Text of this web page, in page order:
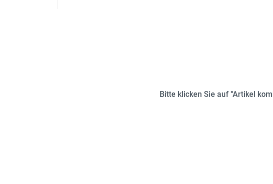
Bitte klicken Sie auf "Artikel